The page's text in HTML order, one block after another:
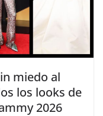
miedo al
los looks de
2026